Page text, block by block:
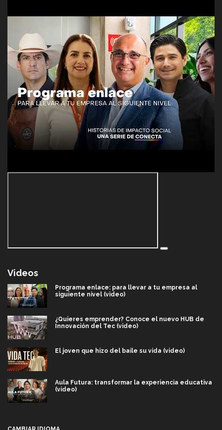
Videos
Programa enlace: para llevar a tu empresa al
siguiente nivel (video)
¿Quieres emprender? Conoce el nuevo HUB de
Innovación del Tec (video)
El joven que hizo del baile su vida (video)
Aula Futura: transformar la experiencia educativa
(video)